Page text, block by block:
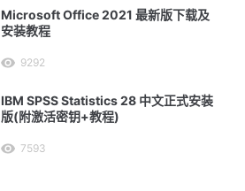
Microsoft Office 2021 最新版下载及
安装教程
9292
IBM SPSS Statistics 28 中文正式安装
版(附激活密钥+教程)
7593